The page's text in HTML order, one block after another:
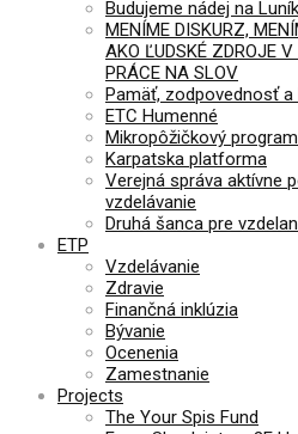
Budujeme nádej na
MENÍME DISKURZ,
AKO ĽUDSKÉ ZDROJE
PRÁCE NA SLOV
Pamäť, zodpovednosť
ETC Humenné
Mikropôžičkový
Karpatska platforma
Verejná správa aktívne
vzdelávanie
Druhá šanca pre
ETP
Vzdelávanie
Zdravie
Finančná inklúzia
Bývanie
Ocenenia
Zamestnanie
Projects
The Your Spis Fund